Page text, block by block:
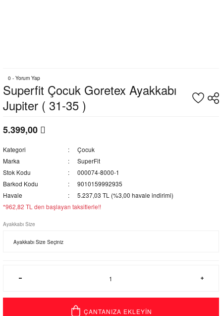
0 - Yorum Yap
Superfit Çocuk Goretex Ayakkabı
Jupiter ( 31-35 )
5.399,00
Kategori
Çocuk
Marka
SuperFit
Stok Kodu
000074-8000-1
Barkod Kodu
9010159992935
Havale
5.237,03 TL (%3,00 havale indirimi)
*962,82 TL den başlayan taksitlerle!!
Ayakkabı Size
ÇANTANIZA EKLEYİN